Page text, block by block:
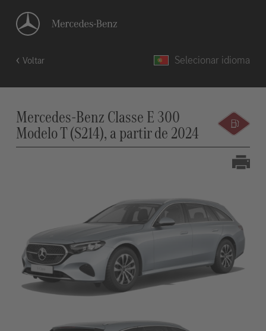
Voltar Selecionar idioma
Mercedes-Benz Classe E 300
Modelo T (S214), a partir de 2024